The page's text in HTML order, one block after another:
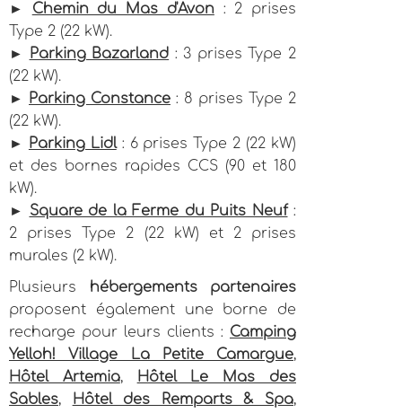
► Chemin du Mas d'Avon: 2 prises
Type 2 (22 kW).
► Parking Bazarland : 3 prises Type 2
(22 kW).
► Parking Constance : 8 prises Type 2
(22 kW).
► Parking Lidl: 6 prises Type 2 (22 kW)
et des bornes rapides CCS (90 et 180
kW).
► Square de la Ferme du Puits Neuf:
2 prises Type 2 (22 kW) et 2 prises
murales (2 kW).
Plusieurs hébergements partenaires
proposent également une borne de
recharge pour leurs clients : Camping
Yelloh! Village La Petite Camargue,
Hôtel Artemia, Hôtel Le Mas des
Sables, Hôtel des Remparts & Spa,